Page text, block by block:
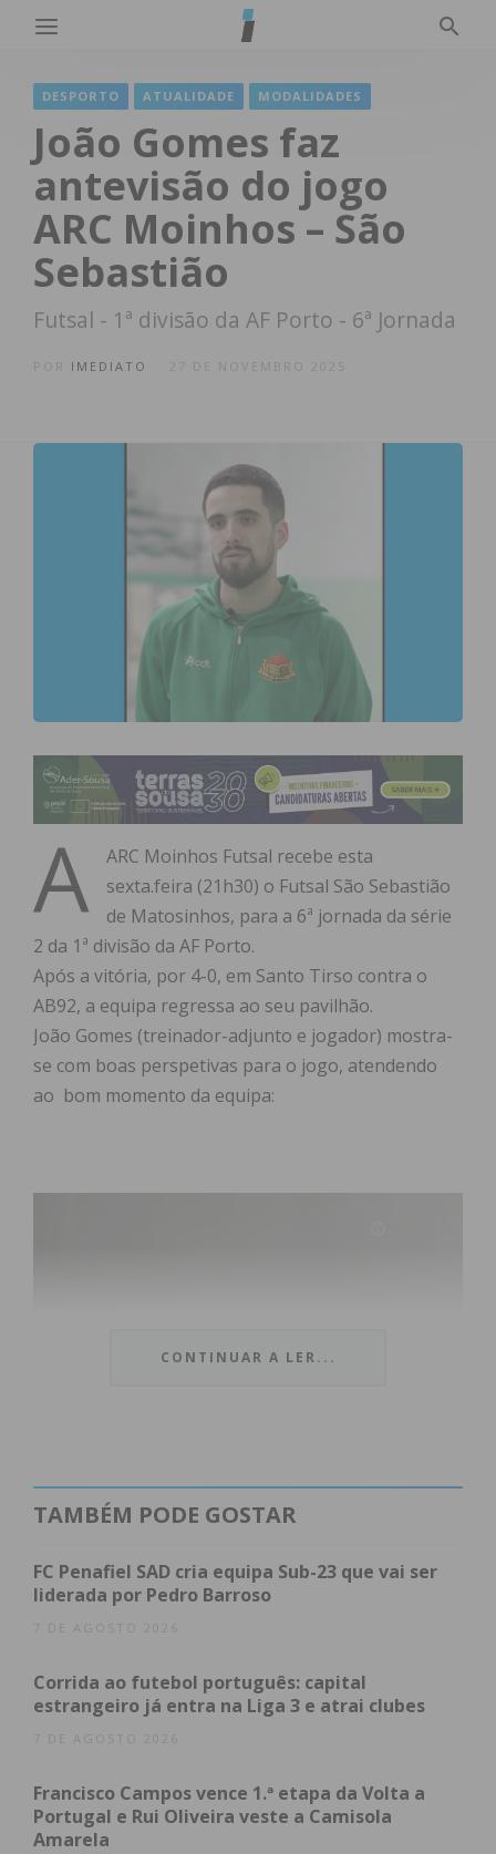
DESPORTO ATUALIDADE MODALIDADES
João Gomes faz
antevisão do jogo
ARC Moinhos – São
Sebastião
Futsal - 1ª divisão da AF Porto - 6ª Jornada
IMEDIATO 27 DE NOVEMBRO 2025
A
ARC Moinhos Futsal recebe esta
sexta.feira (21h30) o Futsal São Sebastião
de Matosinhos, para a 6ª jornada da série
2 da 1ª divisão da AF Porto.
Após a vitória, por 4-0, em Santo Tirso contra o
AB92, a equipa regressa ao seu pavilhão.
João Gomes (treinador-adjunto e jogador) mostra-
se com boas perspetivas para o jogo, atendendo
ao bom momento da equipa:
CONTINUAR A LER...
TAMBÉM PODE GOSTAR
FC Penafiel SAD cria equipa Sub-23 que vai ser
liderada por Pedro Barroso
7 DE AGOSTO 2026
Corrida ao futebol português: capital
estrangeiro já entra na Liga 3 e atrai clubes
7 DE AGOSTO 2026
Francisco Campos vence 1.ª etapa da Volta a
Portugal e Rui Oliveira veste a Camisola
Amarela